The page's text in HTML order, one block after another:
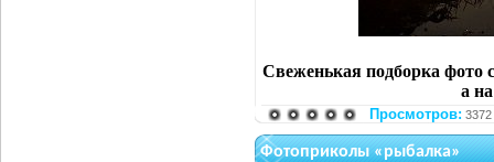
Свеженькая подборка фото
а
Просмотров:
Фотоприколы «рыбалка»